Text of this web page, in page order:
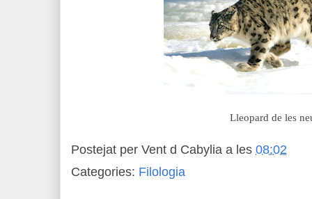
Lleopard de les
Postejat per Vent d Cabylia a les 08:02
Categories: Filologia